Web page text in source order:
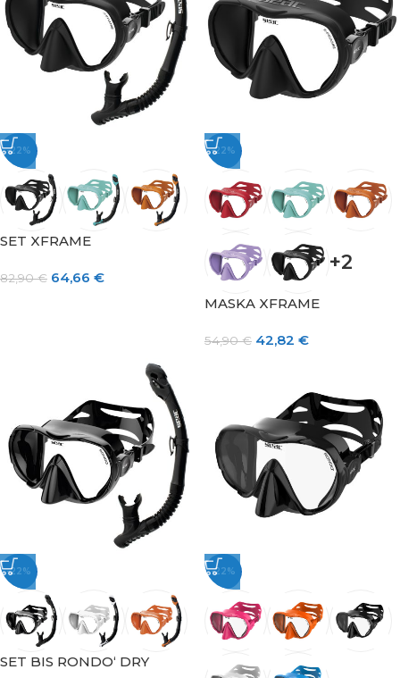
-22%
SET XFRAME
82,90€ 64,66 €
-22%
+2
MASKA XFRAME
54,90€ 42,82 €
-22%
SET BIS RONDO‘ DRY
-22%